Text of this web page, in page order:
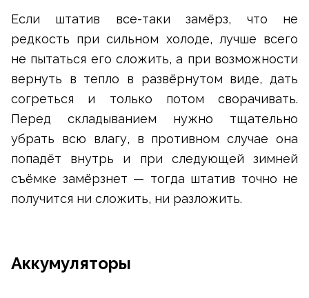
Если штатив все-таки замёрз, что не
редкость при сильном холоде, лучше всего
не пытаться его сложить, а при возможности
вернуть в тепло в развёрнутом виде, дать
согреться и только потом сворачивать.
Перед складыванием нужно тщательно
убрать всю влагу, в противном случае она
попадёт внутрь и при следующей зимней
съёмке замёрзнет — тогда штатив точно не
получится ни сложить, ни разложить.
Аккумуляторы